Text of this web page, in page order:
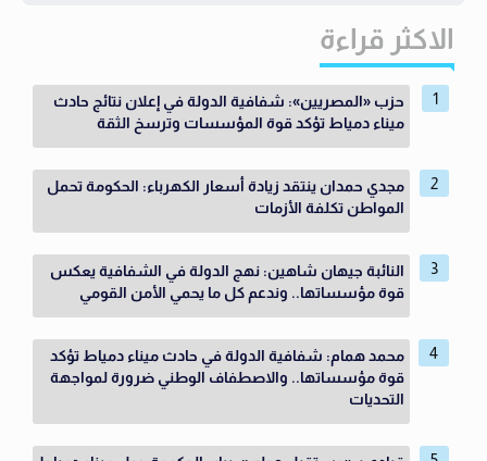
الاكثر قراءة
حزب «المصريين»: شفافية الدولة في إعلان نتائج حادث
ميناء دمياط تؤكد قوة المؤسسات وترسخ الثقة
مجدي حمدان ينتقد زيادة أسعار الكهرباء: الحكومة تحمل
المواطن تكلفة الأزمات
النائبة جيهان شاهين: نهج الدولة في الشفافية يعكس
قوة مؤسساتها.. وندعم كل ما يحمي الأمن القومي
محمد همام: شفافية الدولة في حادث ميناء دمياط تؤكد
قوة مؤسساتها.. والاصطفاف الوطني ضرورة لمواجهة
التحديات